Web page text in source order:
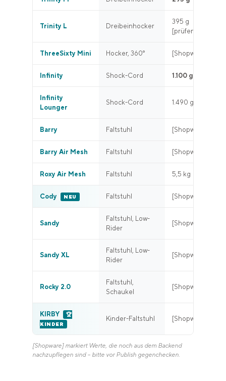
Trinity L Dreibeinhocker
395 g
[prüfen]
ThreeSixty Mini Hocker, 360° [Shopware]
Infinity Shock-Cord 1.100 g
Infinity
Lounger
Shock-Cord 1.490 g
Barry Faltstuhl [Shopware]
Barry Air Mesh Faltstuhl [Shopware]
Roxy Air Mesh Faltstuhl 5,5 kg
Cody NEU Faltstuhl [Shopware]
Sandy
Faltstuhl, Low-
Rider
[Shopware]
Sandy XL
Faltstuhl, Low-
Rider
[Shopware]
Rocky 2.0
Faltstuhl,
Schaukel
[Shopware]
KIRBY
🏆
KINDER
Kinder-Faltstuhl [Shopware]
[Shopware] markiert Werte, die noch aus dem Backend
nachzupflegen sind – bitte vor Publish gegenchecken.